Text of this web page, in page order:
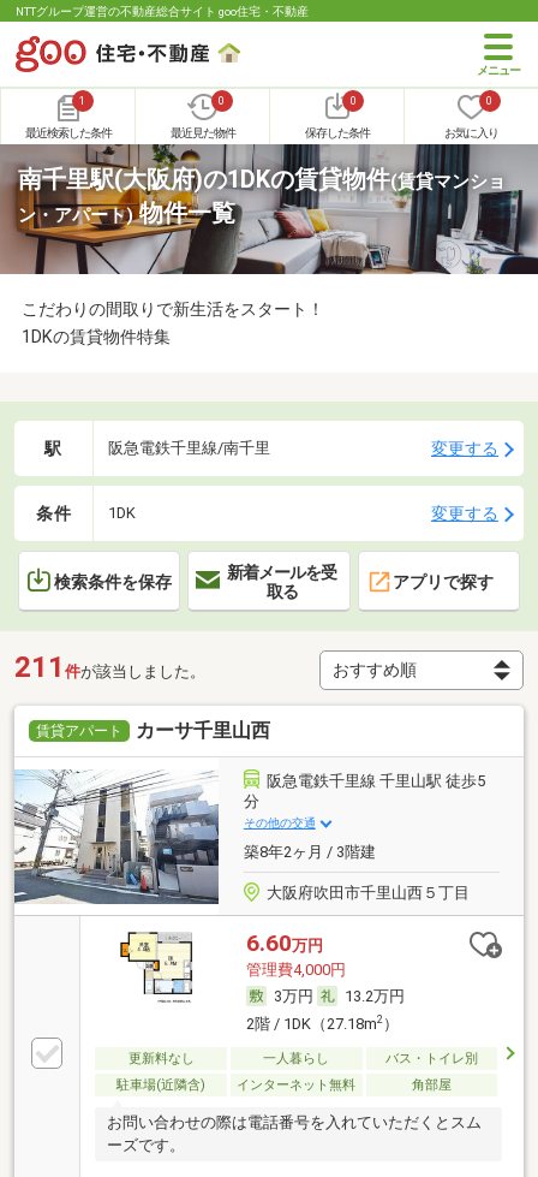
NTTグループ運営の不動産総合サイト goo住宅・不動産
1
最近検索した条件
0
最近見た物件
0
保存した条件
0
お気に入り
南千里駅(大阪府)の1DKの賃貸物件(賃貸マンショ
ン・アパート)物件一覧
こだわりの間取りで新生活をスタート！
1DKの賃貸物件特集
駅 阪急電鉄千里線/南千里 変更する
条件 1DK 変更する
検索条件を保存
新着メールを受
取る
アプリで探す
211 件が該当しました。
賃貸アパート カーサ千里山西
阪急電鉄千里線 千里山駅 徒歩5
分
その他の交通
築8年2ヶ月 / 3階建
大阪府吹田市千里山西５丁目
6.60万円
管理費4,000円
3万円
13.2万円
2階 / 1DK（27.18m2）
更新料なし 一人暮らし
バス・トイレ別
駐車場(近隣含)
インターネット無料 角部屋
お問い合わせの際は電話番号を入れていただくとスム
ーズです。